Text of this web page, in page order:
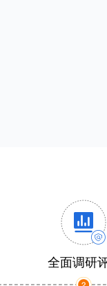
全面调研